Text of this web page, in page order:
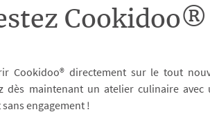
Cookidoo® directement sur le tout
dès maintenant un atelier culinaire avec
engagement !